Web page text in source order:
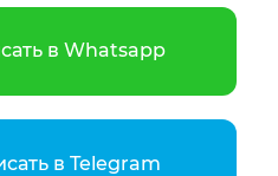
в Whatsapp
в Telegram